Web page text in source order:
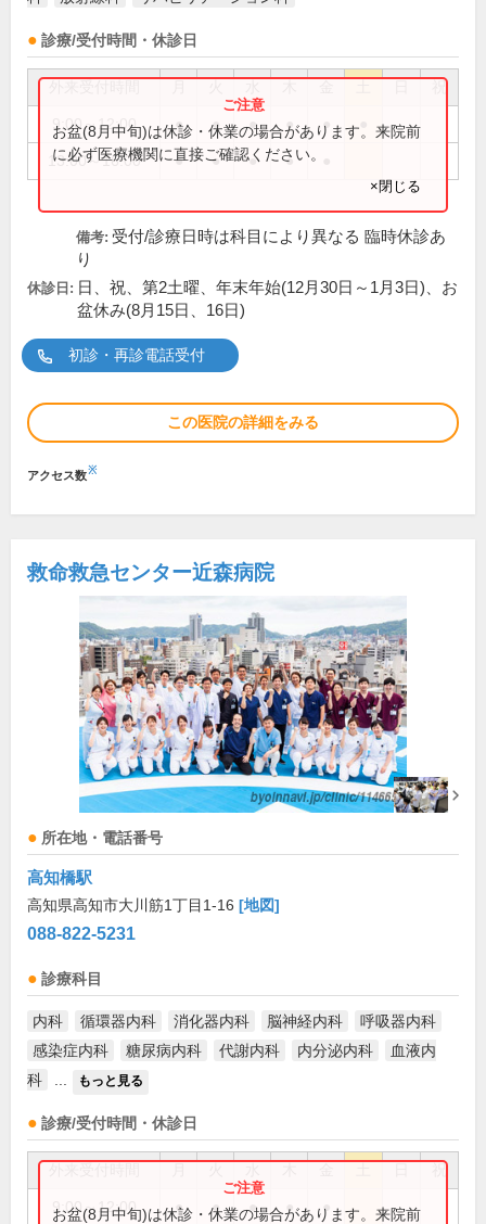
診療/受付時間・休診日
祝
9:00～12:00 ● ● ● ● ●
13:00～16:00 ● ● ● ●
お盆(8月中旬)は休診・休業の場合があります。来院前
に必ず医療機関に直接ご確認ください。
×閉じる
備考: 受付/診療日時は科目により異なる 臨時休診あ
り
休診日: 日、祝、第2土曜、年末年始(12月30日～1月3日)、お
盆休み(8月15日、16日)
初診・再診電話受付
この医院の詳細をみる
アクセス数※
救命救急センター近森病院
所在地・電話番号
高知橋駅
高知県高知市大川筋1丁目1-16 [地図]
088-822-5231
診療科目
内科 循環器内科 消化器内科 脳神経内科
呼吸器内科
感染症内科
糖尿病内科 代謝内科 内分泌内科
血液内
科
もっと見る
診療/受付時間・休診日
祝
9:00～12:00 ● ● ● ● ●
お盆(8月中旬)は休診・休業の場合があります。来院前